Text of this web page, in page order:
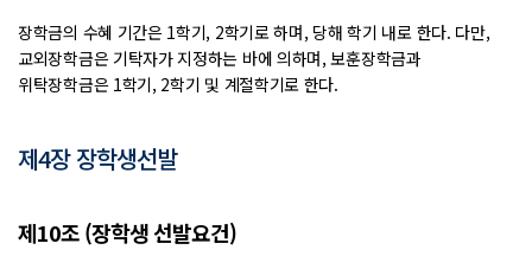
장학금의 수혜 기간은 1학기, 2학기로 하며, 당해 학기 내로 한다. 다만,
교외장학금은 기탁자가 지정하는 바에 의하며, 보훈장학금과
위탁장학금은 1학기, 2학기 및 계절학기로 한다.
제4장 장학생선발
제10조 (장학생 선발요건)